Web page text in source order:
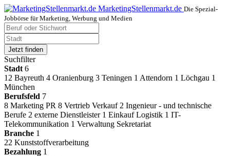
MarketingStellenmarkt.de Die Spezial-
Jobbörse für Marketing, Werbung und Medien
Jetzt finden
Suchfilter
Stadt 6
12 Bayreuth 4 Oranienburg 3 Teningen 1 Attendorn 1 Löchgau 1
München
Berufsfeld 7
8 Marketing PR 8 Vertrieb Verkauf 2 Ingenieur - und technische
Berufe 2 externe Dienstleister 1 Einkauf Logistik 1 IT-
Telekommunikation 1 Verwaltung Sekretariat
Branche 1
22 Kunststoffverarbeitung
Bezahlung 1